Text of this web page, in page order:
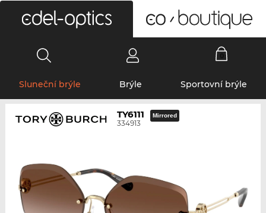
Sluneční brýle Brýle Sportovní brýle
TY6111
334913
Mirrored